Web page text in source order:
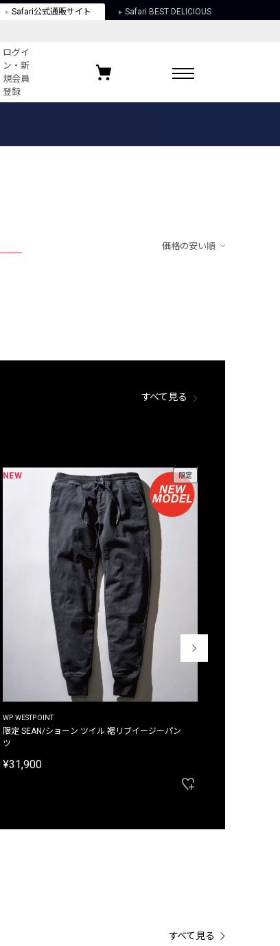
Safari公式通販サイト Safari BEST DELICIOUS
ログイ
ン・新
規会員
登録
お気に入りブランド
価格の安い順
すべて見る
NEW 限定
WP WESTPOINT
限定 SEAN/ショーン ツイル 裾リブイージーパン
ツ
¥31,900
すべて見る